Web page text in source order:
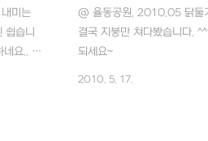
미는
쉽습니
네요.. 내
@ 율동공원, 2010.05 닭둘
결국 지붕만 쳐다봤습니다.
되세요~
2010. 5. 17.